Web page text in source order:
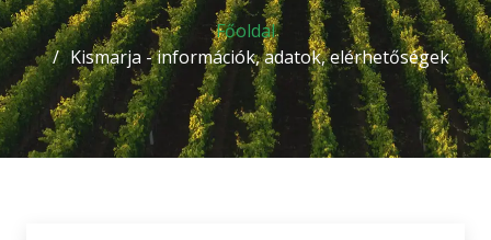
Főoldal
Kismarja - információk, adatok, elérhetőségek